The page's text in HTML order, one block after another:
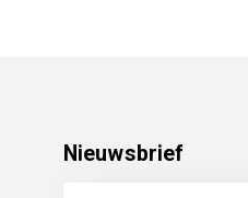
Nieuwsbrief